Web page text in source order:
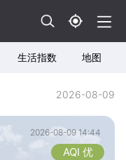
生活指数 地图
2026-08-09
2026-08-09 14:44
AQI 优